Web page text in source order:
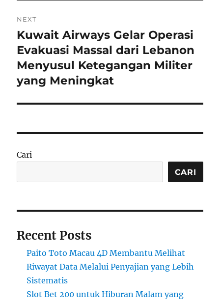
NEXT
Next
post:
Kuwait Airways Gelar Operasi
Evakuasi Massal dari Lebanon
Menyusul Ketegangan Militer
yang Meningkat
Cari
CARI
Recent Posts
Paito Toto Macau 4D Membantu Melihat
Riwayat Data Melalui Penyajian yang Lebih
Sistematis
Slot Bet 200 untuk Hiburan Malam yang